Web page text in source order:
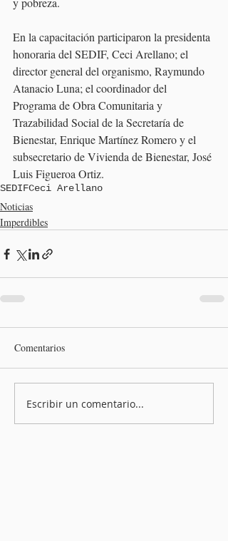
En la capacitación participaron la presidenta
honoraria del SEDIF, Ceci Arellano; el
director general del organismo, Raymundo
Atanacio Luna; el coordinador del
Programa de Obra Comunitaria y
Trazabilidad Social de la Secretaría de
Bienestar, Enrique Martínez Romero y el
subsecretario de Vivienda de Bienestar, José
Luis Figueroa Ortiz.
SEDIFCeci Arellano
Noticias
Imperdibles
Comentarios
Escribir un comentario...